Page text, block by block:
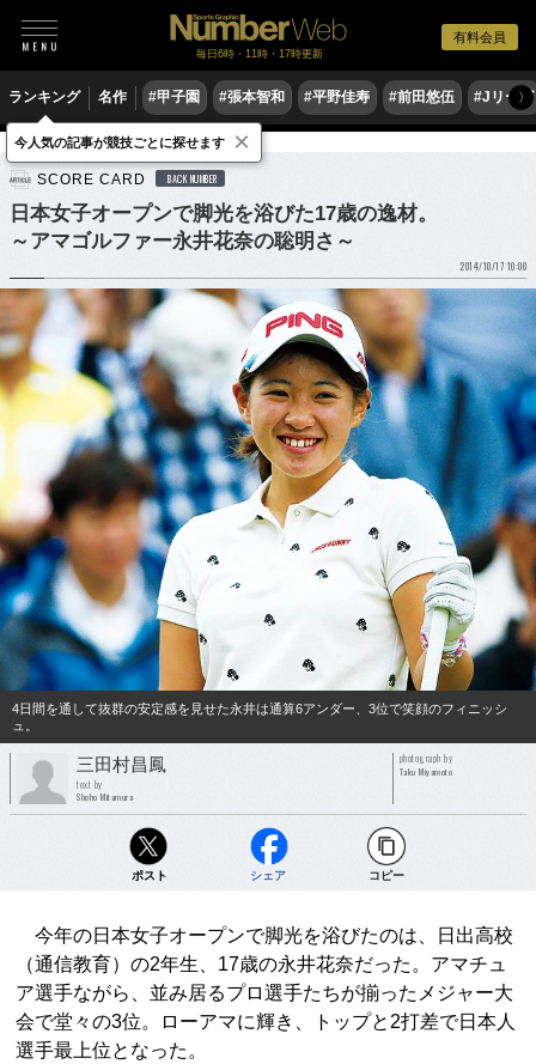
有料会員
毎日6時・11時・17時更新
ランキング 名作 #甲子園 #張本智和 #平野佳寿 #前田悠伍 #Jリーグ
〉
ゴルフ 女子ゴルフ
SCORE CARD BACK NUMBER
日本女子オープンで脚光を浴びた17歳の逸材。
～アマゴルファー永井花奈の聡明さ～
2014/10/17 10:00
4日間を通して抜群の安定感を見せた永井は通算6アンダー、3位で笑顔のフィニッシ
ュ。
三田村昌鳳
text by
Shoho Mitamura
photograph by
Taku Miyamoto
ポスト シェア コピー
今年の日本女子オープンで脚光を浴びたのは、日出高校
（通信教育）の2年生、17歳の永井花奈だった。アマチュ
ア選手ながら、並み居るプロ選手たちが揃ったメジャー大
会で堂々の3位。ローアマに輝き、トップと2打差で日本人
選手最上位となった。
今人気の記事が競技ごとに探せます ×